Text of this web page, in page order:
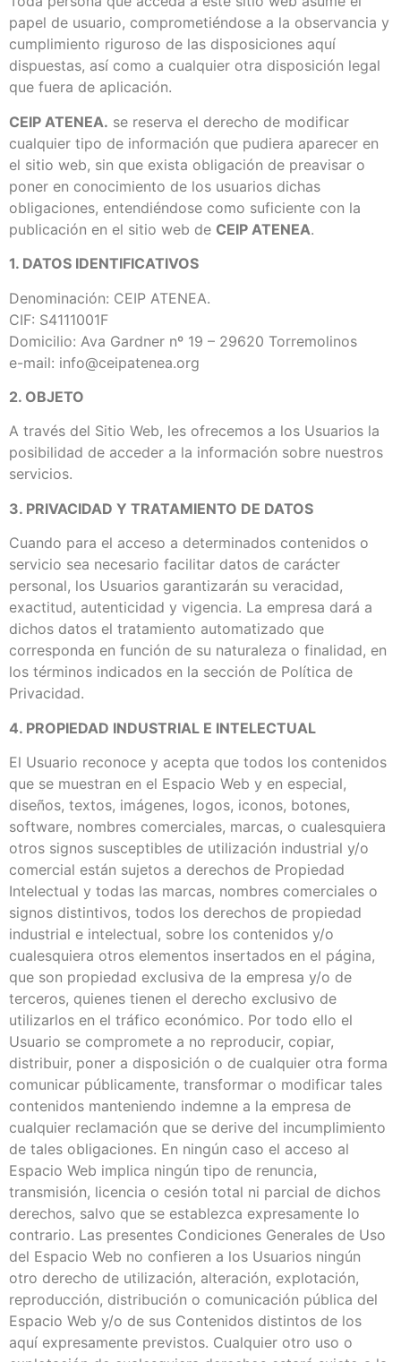
papel de usuario, comprometiéndose a la observancia y
cumplimiento riguroso de las disposiciones aquí
dispuestas, así como a cualquier otra disposición legal
que fuera de aplicación.
CEIP ATENEA. se reserva el derecho de modificar
cualquier tipo de información que pudiera aparecer en
el sitio web, sin que exista obligación de preavisar o
poner en conocimiento de los usuarios dichas
obligaciones, entendiéndose como suficiente con la
publicación en el sitio web de CEIP ATENEA.
1. DATOS IDENTIFICATIVOS
Denominación: CEIP ATENEA.
CIF: S4111001F
Domicilio: Ava Gardner nº 19 – 29620 Torremolinos
e-mail: info@ceipatenea.org
2. OBJETO
A través del Sitio Web, les ofrecemos a los Usuarios la
posibilidad de acceder a la información sobre nuestros
servicios.
3. PRIVACIDAD Y TRATAMIENTO DE DATOS
Cuando para el acceso a determinados contenidos o
servicio sea necesario facilitar datos de carácter
personal, los Usuarios garantizarán su veracidad,
exactitud, autenticidad y vigencia. La empresa dará a
dichos datos el tratamiento automatizado que
corresponda en función de su naturaleza o finalidad, en
los términos indicados en la sección de Política de
Privacidad.
4. PROPIEDAD INDUSTRIAL E INTELECTUAL
El Usuario reconoce y acepta que todos los contenidos
que se muestran en el Espacio Web y en especial,
diseños, textos, imágenes, logos, iconos, botones,
software, nombres comerciales, marcas, o cualesquiera
otros signos susceptibles de utilización industrial y/o
comercial están sujetos a derechos de Propiedad
Intelectual y todas las marcas, nombres comerciales o
signos distintivos, todos los derechos de propiedad
industrial e intelectual, sobre los contenidos y/o
cualesquiera otros elementos insertados en el página,
que son propiedad exclusiva de la empresa y/o de
terceros, quienes tienen el derecho exclusivo de
utilizarlos en el tráfico económico. Por todo ello el
Usuario se compromete a no reproducir, copiar,
distribuir, poner a disposición o de cualquier otra forma
comunicar públicamente, transformar o modificar tales
contenidos manteniendo indemne a la empresa de
cualquier reclamación que se derive del incumplimiento
de tales obligaciones. En ningún caso el acceso al
Espacio Web implica ningún tipo de renuncia,
transmisión, licencia o cesión total ni parcial de dichos
derechos, salvo que se establezca expresamente lo
contrario. Las presentes Condiciones Generales de Uso
del Espacio Web no confieren a los Usuarios ningún
otro derecho de utilización, alteración, explotación,
reproducción, distribución o comunicación pública del
Espacio Web y/o de sus Contenidos distintos de los
aquí expresamente previstos. Cualquier otro uso o